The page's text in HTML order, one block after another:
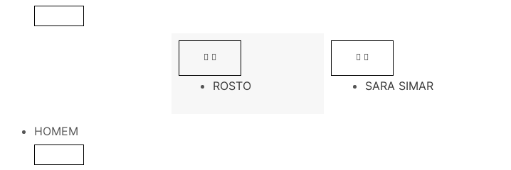
ROSTO SARA SIMAR
HOMEM